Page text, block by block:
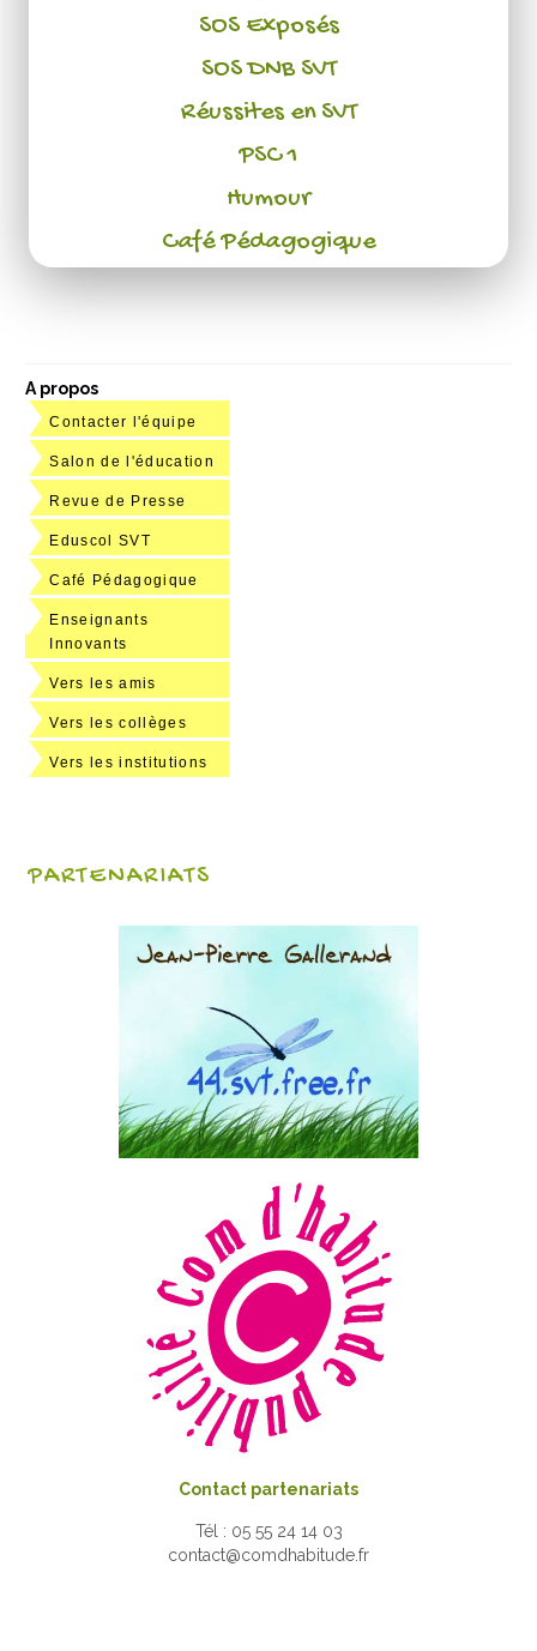
SOS Exposés
SOS DNB SVT
Réussites en SVT
PSC 1
Humour
Café Pédagogique
A propos
Contacter l'équipe
Salon de l'éducation
Revue de Presse
Eduscol SVT
Café Pédagogique
Enseignants
Innovants
Vers les amis
Vers les collèges
Vers les institutions
PARTENARIATS
Contact partenariats
Tél : 05 55 24 14 03
contact@comdhabitude.fr